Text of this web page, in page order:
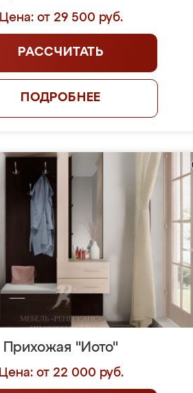
Цена: от 29 500 руб.
РАССЧИТАТЬ
ПОДРОБНЕЕ
Прихожая "Иото"
Цена: от 22 000 руб.